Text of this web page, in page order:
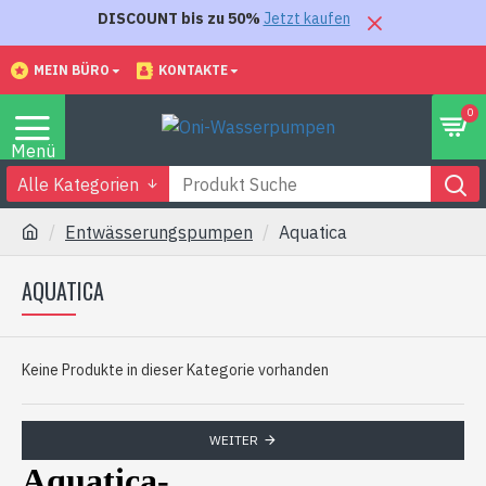
DISCOUNT bis zu 50%Jetzt kaufen
MEIN BÜRO KONTAKTE
0
Alle Kategorien
Entwässerungspumpen Aquatica
AQUATICA
Keine Produkte in dieser Kategorie vorhanden
WEITER